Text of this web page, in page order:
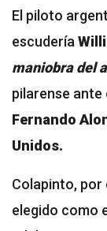
El piloto
escudería
maniobra del
pilarense ante
Fernando
Unidos.
Colapinto, por
elegido como